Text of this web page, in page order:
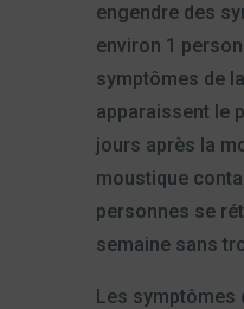
engendre des
environ 1
symptômes de
apparaissent le
jours après la
moustique
personnes se
semaine sans
Les symptômes